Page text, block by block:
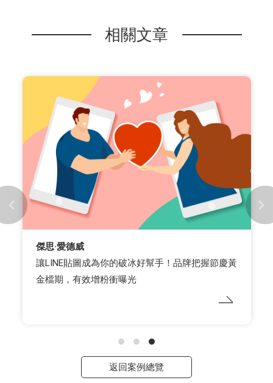
相關文章
傑思·愛德威
讓LINE貼圖成為你的破冰好幫手！品牌把握節慶黃
金檔期，有效增粉衝曝光
返回案例總覽